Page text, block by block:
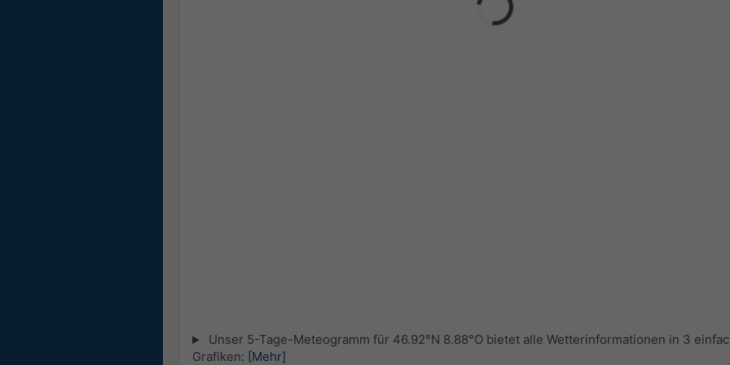
Unser 5-Tage-Meteogramm für 46.92°N 8.88°O bietet alle Wetterinformationen in 3
Grafiken: [Mehr]